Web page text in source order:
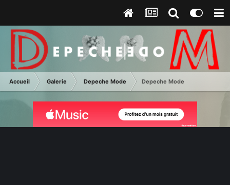
Accueil Galerie Depeche Mode Depeche Mode